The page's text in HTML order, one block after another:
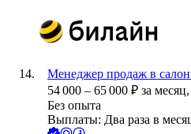
Менеджер продаж в салон
54 000 – 65 000 ₽ за месяц,
Без опыта
Выплаты: Два раза в